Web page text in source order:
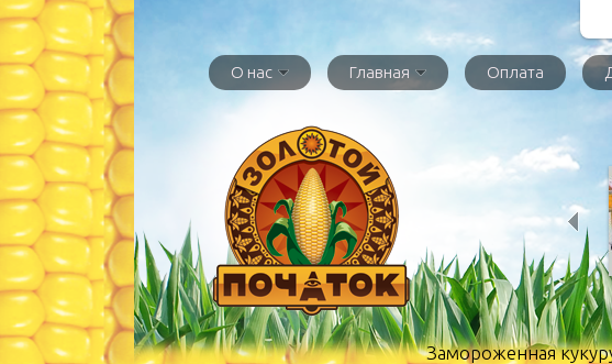
О нас Главная Оплата
Замороженная